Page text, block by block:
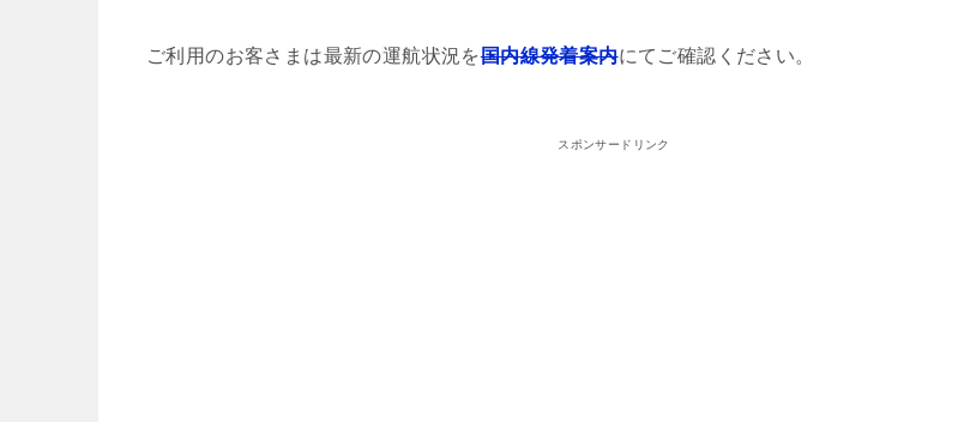
ご利用のお客さまは最新の運航状況を国内線発着案内にてご確認ください。
スポンサードリンク